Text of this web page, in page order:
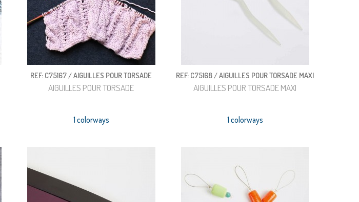
REF: C75167 / AIGUILLES POUR TORSADE
AIGUILLES POUR TORSADE
1 colorways
REF: C75168 / AIGUILLES POUR TORSADE MAXI
AIGUILLES POUR TORSADE MAXI
1 colorways